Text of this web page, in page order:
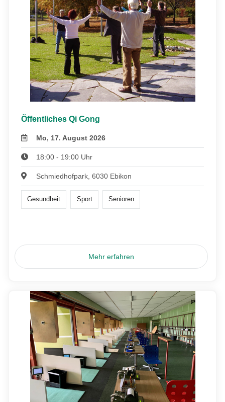
Öffentliches Qi Gong
Mo, 17. August 2026
18:00 - 19:00 Uhr
Schmiedhofpark, 6030 Ebikon
Gesundheit Sport Senioren
Mehr erfahren